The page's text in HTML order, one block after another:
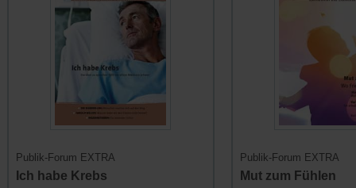
Publik-Forum EXTRA
Ich habe Krebs
Publik-Forum EXTRA
Mut zum Fühlen